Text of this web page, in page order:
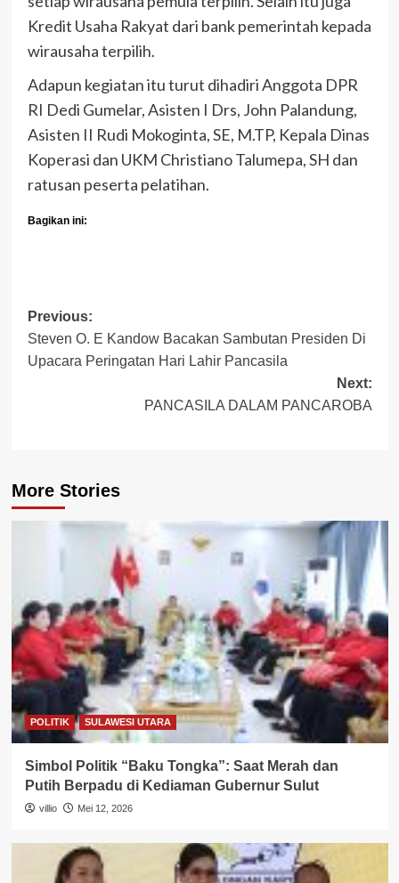
Kredit Usaha Rakyat dari bank pemerintah kepada
wirausaha terpilih.
Adapun kegiatan itu turut dihadiri Anggota DPR
RI Dedi Gumelar, Asisten I Drs, John Palandung,
Asisten II Rudi Mokoginta, SE, M.TP, Kepala Dinas
Koperasi dan UKM Christiano Talumepa, SH dan
ratusan peserta pelatihan.
Bagikan ini:
Post
navigation
Previous:
Steven O. E Kandow Bacakan Sambutan Presiden Di
Upacara Peringatan Hari Lahir Pancasila
Next:
PANCASILA DALAM PANCAROBA
More Stories
POLITIK SULAWESI UTARA
Simbol Politik “Baku Tongka”: Saat Merah dan
Putih Berpadu di Kediaman Gubernur Sulut
villio Mei 12, 2026